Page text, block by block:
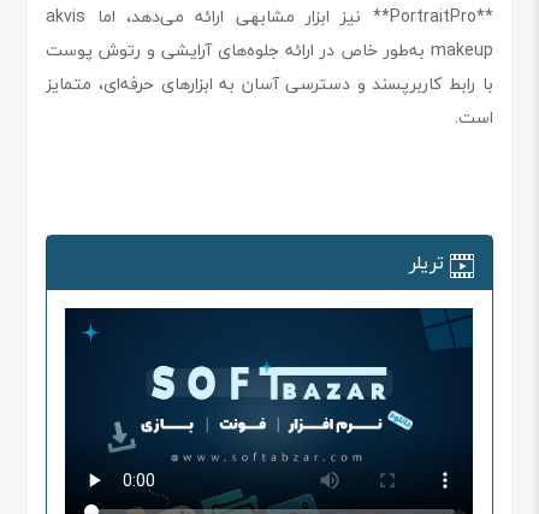
**PortraitPro** نیز ابزار مشابهی ارائه می‌دهد، اما akvis
makeup به‌طور خاص در ارائه جلوه‌های آرایشی و رتوش پوست
با رابط کاربرپسند و دسترسی آسان به ابزارهای حرفه‌ای، متمایز
است.
تریلر